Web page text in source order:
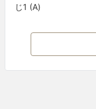
じ1 (A)